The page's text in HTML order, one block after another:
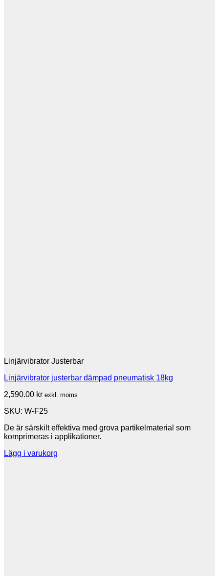
Linjärvibrator Justerbar
Linjärvibrator justerbar dämpad pneumatisk 18kg
2,590.00 kr exkl. moms
SKU: W-F25
De är särskilt effektiva med grova partikelmaterial som
komprimeras i applikationer.
Lägg i varukorg